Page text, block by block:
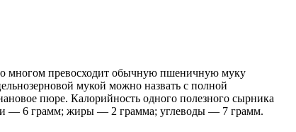
многом превосходит обычную пшеничную муку
мукой можно назвать с полной
пюре. Калорийность одного полезного сырника
— 6 грамм; жиры — 2 грамма; углеводы — 7 грамм.